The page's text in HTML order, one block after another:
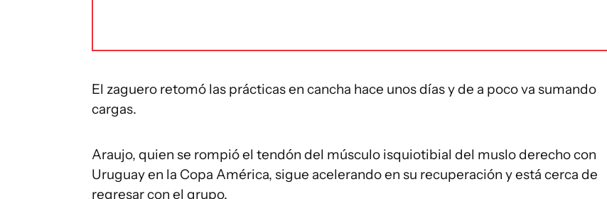
El zaguero retomó las prácticas en cancha hace unos días y de a poco va sumando
cargas.
Araujo, quien se rompió el tendón del músculo isquiotibial del muslo derecho con
Uruguay en la Copa América, sigue acelerando en su recuperación y está cerca de
regresar con el grupo.